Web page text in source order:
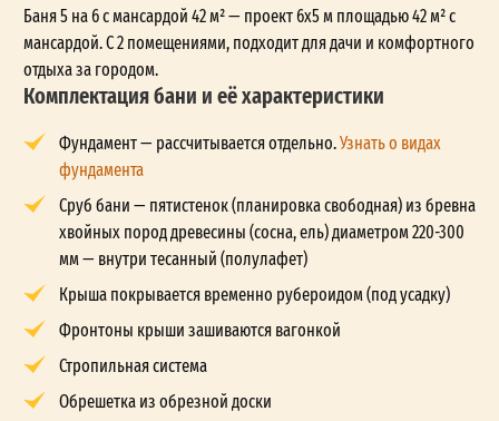
Баня 5 на 6 с мансардой 42 м² — проект 6x5 м площадью 42 м² с
мансардой. С 2 помещениями, подходит для дачи и комфортного
отдыха за городом.
Комплектация бани и её характеристики
Фундамент — рассчитывается отдельно.Узнать о видах
фундамента
Сруб бани — пятистенок (планировка свободная) из бревна
хвойных пород древесины (сосна, ель) диаметром 220-300
мм — внутри тесанный (полулафет)
Крыша покрывается временно рубероидом (под усадку)
Фронтоны крыши зашиваются вагонкой
Стропильная система
Обрешетка из обрезной доски